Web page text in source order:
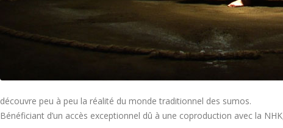
découvre peu à peu la réalité du monde traditionnel des sumos.
Bénéficiant d’un accès exceptionnel dû à une coproduction avec la